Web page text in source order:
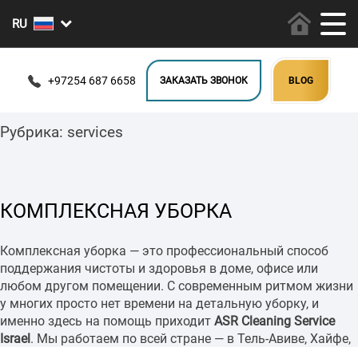
+97254 687 6658 ЗАКАЗАТЬ ЗВОНОК BLOG
Рубрика: services
КОМПЛЕКСНАЯ УБОРКА
Комплексная уборка — это профессиональный способ
поддержания чистоты и здоровья в доме, офисе или
любом другом помещении. С современным ритмом жизни
у многих просто нет времени на детальную уборку, и
именно здесь на помощь приходит ASR Cleaning Service
Israel. Мы работаем по всей стране — в Тель-Авиве, Хайфе,